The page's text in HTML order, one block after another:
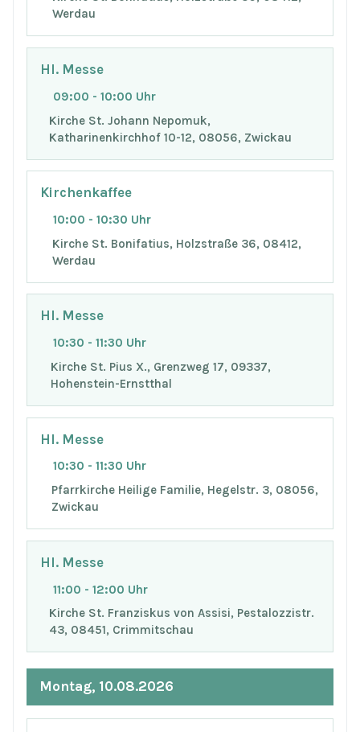
Werdau
Hl. Messe
09:00 - 10:00 Uhr
Kirche St. Johann Nepomuk,
Katharinenkirchhof 10-12, 08056, Zwickau
Kirchenkaffee
10:00 - 10:30 Uhr
Kirche St. Bonifatius, Holzstraße 36, 08412,
Werdau
Hl. Messe
10:30 - 11:30 Uhr
Kirche St. Pius X., Grenzweg 17, 09337,
Hohenstein-Ernstthal
Hl. Messe
10:30 - 11:30 Uhr
Pfarrkirche Heilige Familie, Hegelstr. 3, 08056,
Zwickau
Hl. Messe
11:00 - 12:00 Uhr
Kirche St. Franziskus von Assisi, Pestalozzistr.
43, 08451, Crimmitschau
Montag, 10.08.2026